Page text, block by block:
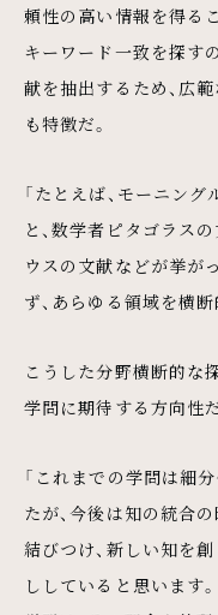
頼性の高い情報を得る
キーワード一致を探す
献を抽出するため、広
も特徴だ。
「たとえば、モーニン
と、数学者ピタゴラス
ウスの文献などが挙が
ず、あらゆる領域を横
こうした分野横断的な
学問に期待する方向性だ
「これまでの学問は細
たが、今後は知の統合
結びつけ、新しい知を
ししていると思います